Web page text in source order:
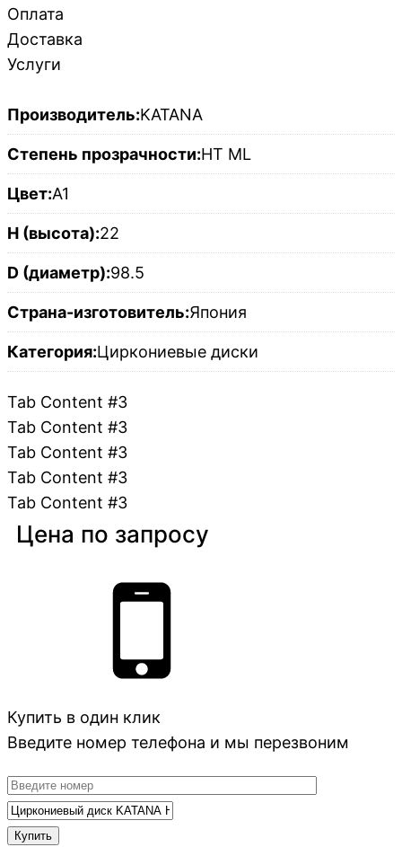
Оплата
Доставка
Услуги
Производитель:KATANA
Степень прозрачности:HT ML
Цвет:A1
H (высота):22
D (диаметр):98.5
Страна-изготовитель:Япония
Категория:Циркониевые диски
Tab Content #3
Tab Content #3
Tab Content #3
Tab Content #3
Tab Content #3
Цена по запросу
Купить в один клик
Введите номер телефона и мы перезвоним